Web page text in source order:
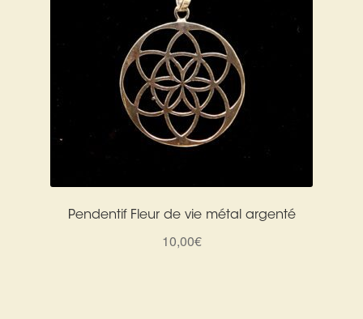
Pendentif Fleur de vie métal argenté
10,00€